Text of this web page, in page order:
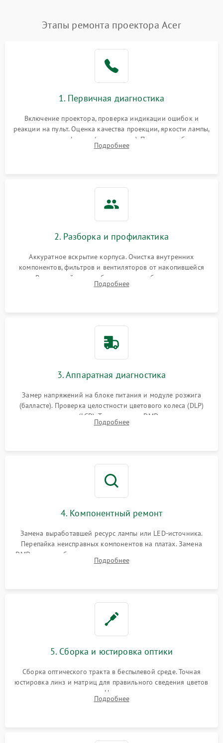
Нестабильная яркость или
контраст
4000 ₽ Подробнее →
Неравномерная подсветка
автоматическая коррекция
трапеции (Keystone)
Проблемы с
масштабированием
Подробнее →
Этапы ремонта проектора Acer
1. Первичная диагностика
Включение проектора, проверка индикации ошибок и
реакции на пульт. Оценка качества проекции, яркости лампы,
наличия артефактов (точки, пятна). Проверка работы
системы охлаждения по уровню шума вентиляторов.
Подробнее
2. Разборка и профилактика
Аккуратное вскрытие корпуса. Очистка внутренних
компонентов, фильтров и вентиляторов от накопившейся
пыли. Визуальный осмотр блока питания, балласта лампы и
материнской платы на наличие прогаров или вздутых
Подробнее
3. Аппаратная диагностика
Замер напряжений на блоке питания и модуле розжига
(балласте). Проверка целостности цветового колеса (DLP)
или поляризаторов (LCD). Тестирование DMD-чипа, датчиков
температуры и оптопар с помощью мультиметра и
Подробнее
4. Компонентный ремонт
Замена выработавшей ресурс лампы или LED-источника.
Перепайка неисправных компонентов на платах. Замена
DMD-чипа при битых пикселях, установка нового цветового
колеса или восстановление сгоревших поляризационных
Подробнее
5. Сборка и юстировка оптики
Сборка оптического тракта в беспылевой среде. Точная
юстировка линз и матриц для правильного сведения цветов
и устранения размытия. Надежное подключение всех
шлейфов, установка датчиков и закрытие корпуса
Подробнее